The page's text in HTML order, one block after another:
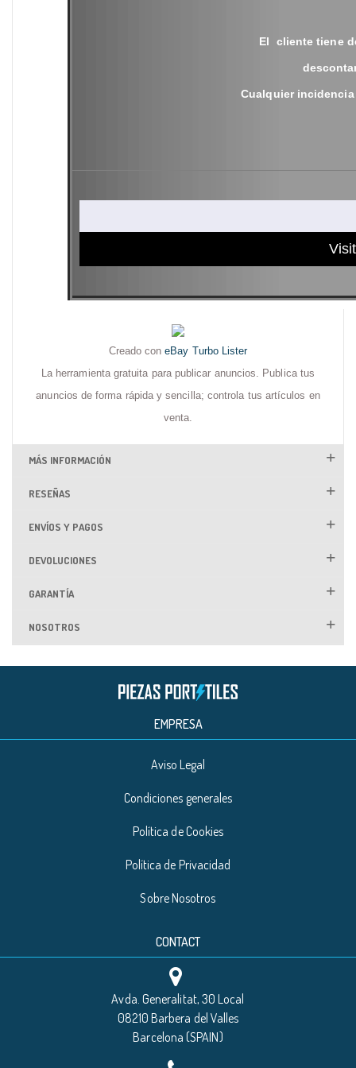
El cliente tiene
Cualquier
Creado coneBay Turbo Lister
La herramienta gratuita para publicar anuncios. Publica tus
anuncios de forma rápida y sencilla; controla tus artículos en
venta.
MÁS INFORMACIÓN
RESEÑAS
ENVÍOS Y PAGOS
DEVOLUCIONES
GARANTÍA
NOSOTROS
EMPRESA
Aviso Legal
Condiciones generales
Política de Cookies
Política de Privacidad
Sobre Nosotros
CONTACT
Avda. Generalitat, 30 Local
08210 Barbera del Valles
Barcelona (SPAIN)